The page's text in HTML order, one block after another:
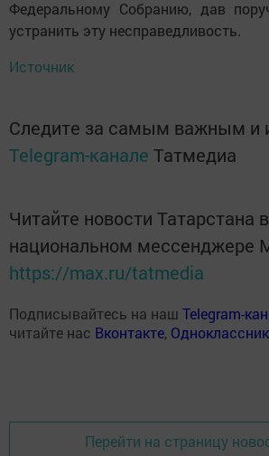
Федеральному Собранию, дав
устранить эту несправедливость.
Источник
Следите за самым важным и
Telegram-канале Татмедиа
Читайте новости Татарстана в
национальном мессенджере
https://max.ru/tatmedia
Подписывайтесь на наш Telegram-
читайте нас Вконтакте,
Перейти на страницу